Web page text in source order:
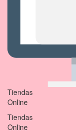
Tiendas
Online
Tiendas
Online